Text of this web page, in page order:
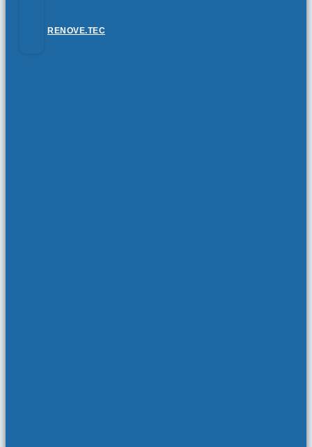
RENOVE.TEC